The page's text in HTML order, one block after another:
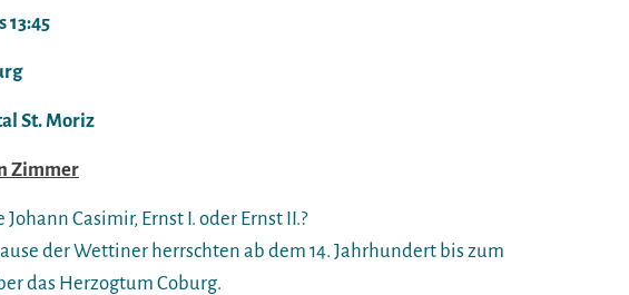
13:45
St. Moriz
Zimmer
Casimir, Ernst I. oder Ernst II.?
der Wettiner herrschten ab dem 14. Jahrhundert bis zum
das Herzogtum Coburg.